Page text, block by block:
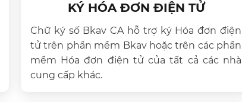
KÝ HÓA ĐƠN ĐIỆN TỬ
Chữ ký số Bkav CA hỗ trợ ký Hóa đơn điện
tử trên phần mềm Bkav hoặc trên các phần
mềm Hóa đơn điện tử của tất cả các nhà
cung cấp khác.